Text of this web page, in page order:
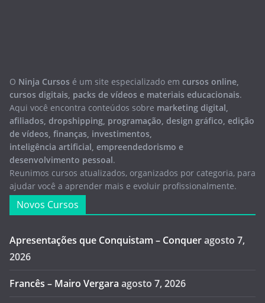
O Ninja Cursos é um site especializado em cursos online,
cursos digitais, packs de vídeos e materiais educacionais.
Aqui você encontra conteúdos sobre marketing digital,
afiliados, dropshipping, programação, design gráfico, edição
de vídeos, finanças, investimentos,
inteligência artificial, empreendedorismo e
desenvolvimento pessoal.
Reunimos cursos atualizados, organizados por categoria, para
ajudar você a aprender mais e evoluir profissionalmente.
Novos Cursos
Apresentações que Conquistam – Conqueragosto 7,
2026
Francês – Mairo Vergara agosto 7, 2026